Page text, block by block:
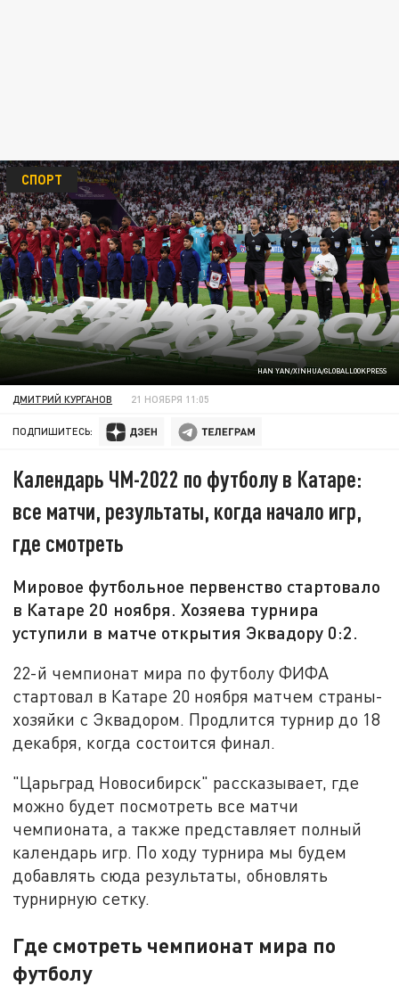
HAN YAN/XINHUA/GLOBALLOOKPRESS
СПОРТ
ДМИТРИЙ КУРГАНОВ 21 НОЯБРЯ 11:05
ПОДПИШИТЕСЬ:
Календарь ЧМ-2022 по футболу в Катаре:
все матчи, результаты, когда начало игр,
где смотреть
Мировое футбольное первенство стартовало
в Катаре 20 ноября. Хозяева турнира
уступили в матче открытия Эквадору 0:2.
22-й чемпионат мира по футболу ФИФА
стартовал в Катаре 20 ноября матчем страны-
хозяйки с Эквадором. Продлится турнир до 18
декабря, когда состоится финал.
"Царьград Новосибирск" рассказывает, где
можно будет посмотреть все матчи
чемпионата, а также представляет полный
календарь игр. По ходу турнира мы будем
добавлять сюда результаты, обновлять
турнирную сетку.
Где смотреть чемпионат мира по
футболу